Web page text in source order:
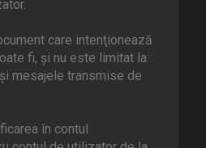
care intenţionează
fi, şi nu este limitat la:
mesajele transmise de
în contul